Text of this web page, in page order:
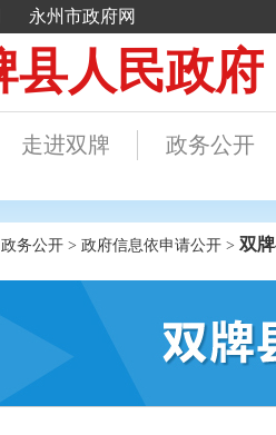
政务公开 > 政府信息依申请公开 > 双